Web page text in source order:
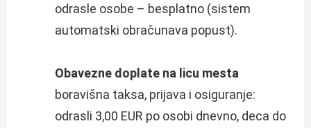
odrasle osobe – besplatno (sistem
automatski obračunava popust).
Obavezne doplate na licu mesta
boravišna taksa, prijava i osiguranje:
odrasli 3,00 EUR po osobi dnevno, deca do